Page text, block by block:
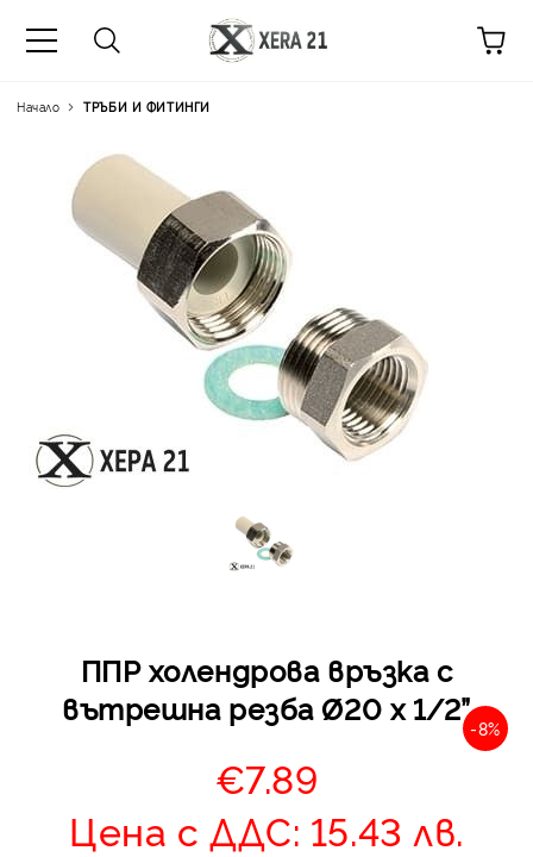
Начало ТРЪБИ И ФИТИНГИ
ППР холендрова връзка с
вътрешна резба Ø20 x 1/2”
-8%
€7.89
Цена с ДДС: 15.43 лв.
Цена на продукта:
Отложено до 30 дни
оскъпяване. За